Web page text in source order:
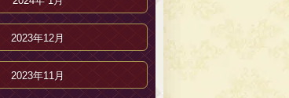
2023年12月
2023年11月